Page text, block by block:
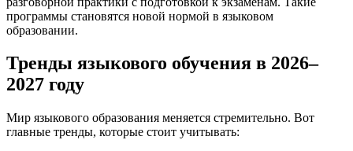
программы становятся новой нормой в языковом
образовании.
Тренды языкового обучения в 2026–
2027 году
Мир языкового образования меняется стремительно. Вот
главные тренды, которые стоит учитывать: